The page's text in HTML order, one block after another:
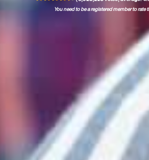
You need to be a registered member to rate